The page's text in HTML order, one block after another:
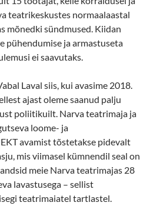
teatrikeskustes normaalaastal
mõnedki sündmused. Kiidan
pühendumise ja armastuseta
ei saavutaks.
Laval siis, kui avasime 2018.
ajast oleme saanud palju
poliitikuilt. Narva teatrimaja ja
loome- ja
avamist tõstetakse pidevalt
mis viimasel kümnendil seal on
meie Narva teatrimajas 28
lavastusega – sellist
teatrimaiatel tartlastel.